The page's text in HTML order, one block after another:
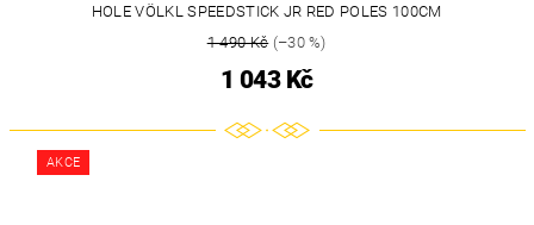
HOLE VÖLKL SPEEDSTICK JR RED POLES 100CM
1 490 Kč(–30 %)
1 043 Kč
AKCE